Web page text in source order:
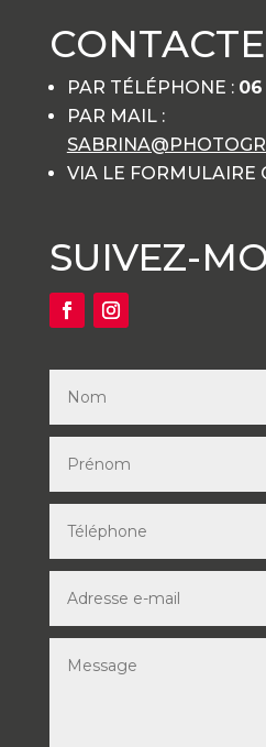
PAR TÉLÉPHONE : 06
PAR MAIL :
VIA LE FORMULAIRE
SUIVEZ-